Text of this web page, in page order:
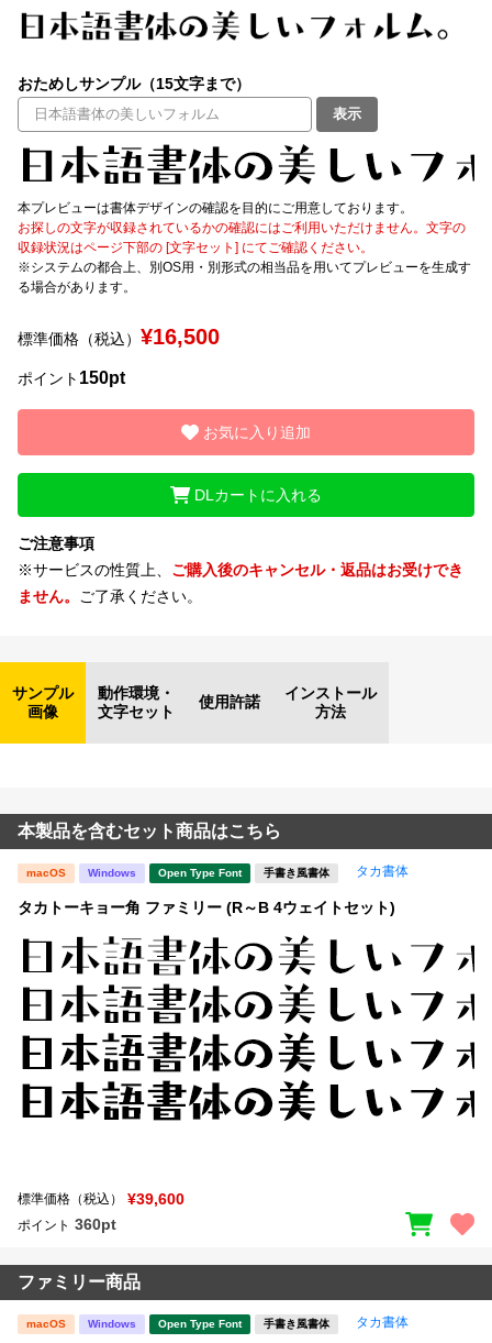
価格帯
リセット 検索
おためしサンプル（15文字まで）
表示
本プレビューは書体デザインの確認を目的にご用意しております。
お探しの文字が収録されているかの確認にはご利用いただけません。文字の
収録状況はページ下部の [文字セット] にてご確認ください。
※システムの都合上、別OS用・別形式の相当品を用いてプレビューを生成す
る場合があります。
標準価格（税込） ¥16,500
ポイント 150pt
お気に入り追加
DLカートに入れる
ご注意事項
※サービスの性質上、 ご購入後のキャンセル・返品はお受けでき
ません。
ご了承ください。
サンプル
画像
動作環境・
文字セット
使用許諾
インストール
方法
本製品を含むセット商品はこちら
macOS Windows Open Type Font 手書き風書体 タカ書体
タカトーキョー角 ファミリー (R～B 4ウェイトセット)
標準価格（税込） ¥39,600
ポイント 360pt
ファミリー商品
macOS Windows Open Type Font 手書き風書体 タカ書体